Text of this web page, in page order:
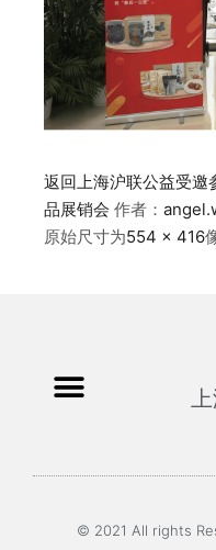
返回上海沪联公益受邀
品展销会 作者：
原始尺寸为554 × 416
© 2021 All rights